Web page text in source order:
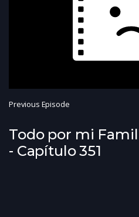
Previous Episode
Todo por mi
- Capítulo 351